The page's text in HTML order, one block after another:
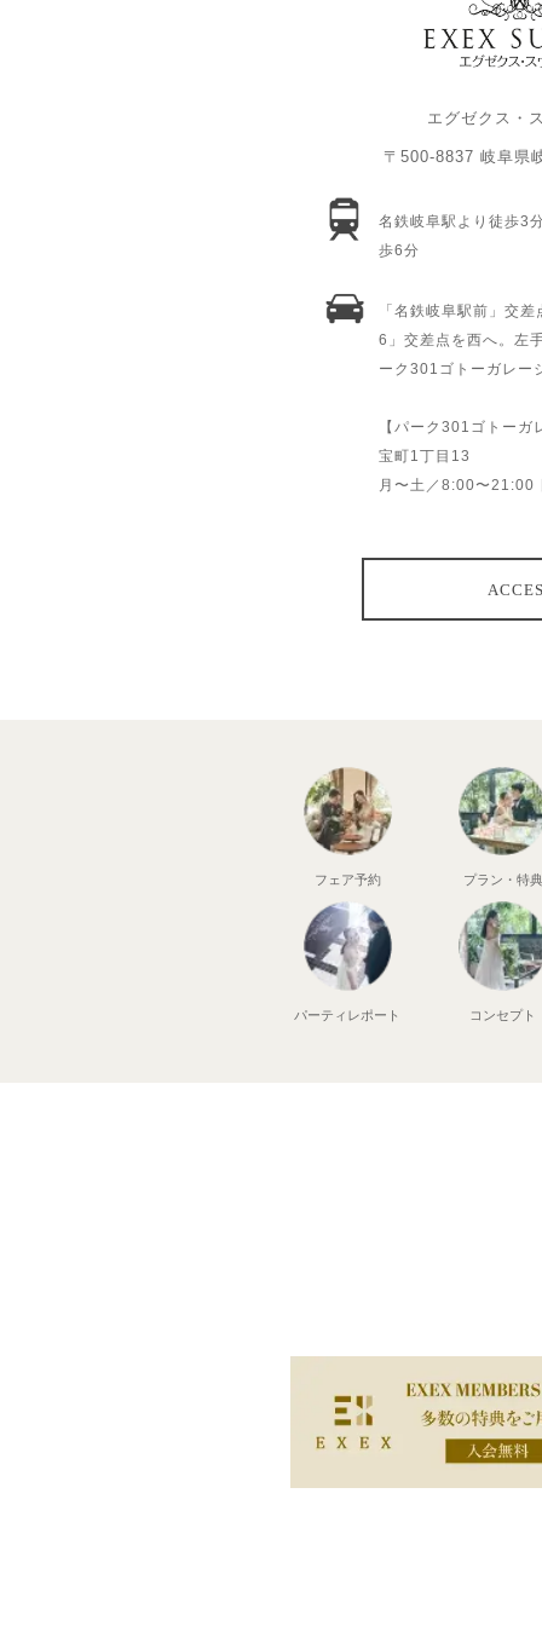
エグゼクス・
〒500-8837 岐阜県
名鉄岐阜駅より徒歩3
歩6分
「名鉄岐阜駅前」交
6」交差点を西へ。左
ーク301ゴトーガレー
【パーク301ゴトー
宝町1丁目13
月〜土／8:00〜21:00
フェア予約 プラン・特典
パーティ レポート コンセプト